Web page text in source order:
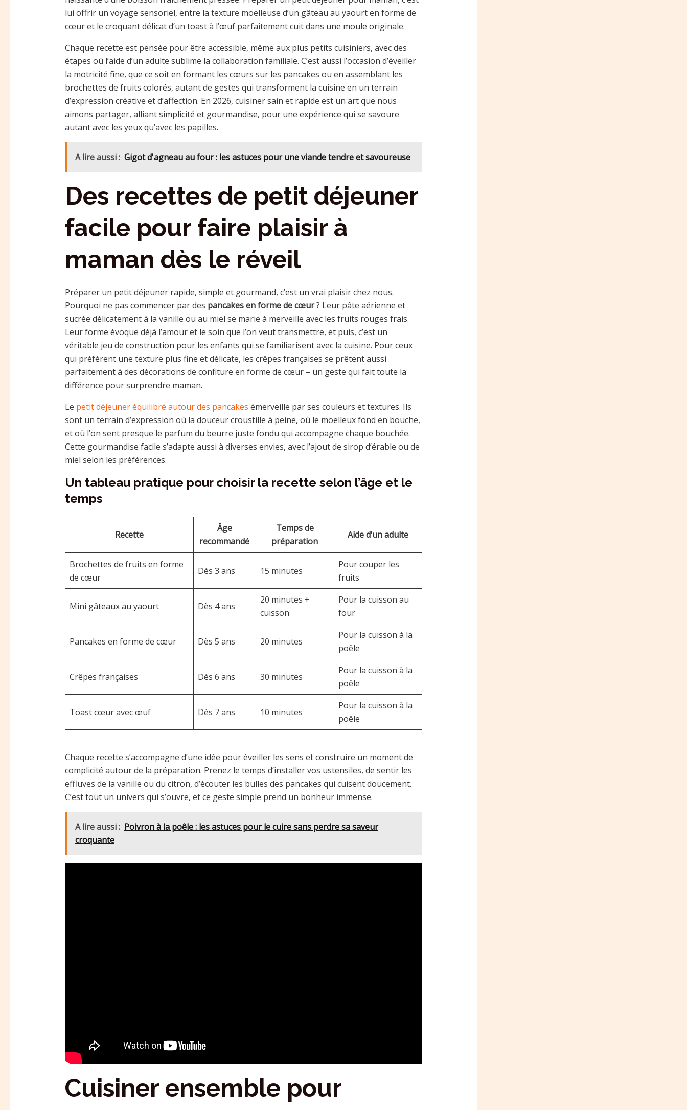
lui offrir un voyage sensoriel, entre la texture moelleuse d’un gâteau au yaourt en forme de
cœur et le croquant délicat d’un toast à l’œuf parfaitement cuit dans une moule originale.
Chaque recette est pensée pour être accessible, même aux plus petits cuisiniers, avec des
étapes où l’aide d’un adulte sublime la collaboration familiale. C’est aussi l’occasion d’éveiller
la motricité fine, que ce soit en formant les cœurs sur les pancakes ou en assemblant les
brochettes de fruits colorés, autant de gestes qui transforment la cuisine en un terrain
d’expression créative et d’affection. En 2026, cuisiner sain et rapide est un art que nous
aimons partager, alliant simplicité et gourmandise, pour une expérience qui se savoure
autant avec les yeux qu’avec les papilles.
A lire aussi : Gigot d'agneau au four : les astuces pour une viande tendre et savoureuse
Des recettes de petit déjeuner
facile pour faire plaisir à
maman dès le réveil
Préparer un petit déjeuner rapide, simple et gourmand, c’est un vrai plaisir chez nous.
Pourquoi ne pas commencer par des pancakes en forme de cœur? Leur pâte aérienne et
sucrée délicatement à la vanille ou au miel se marie à merveille avec les fruits rouges frais.
Leur forme évoque déjà l’amour et le soin que l’on veut transmettre, et puis, c’est un
véritable jeu de construction pour les enfants qui se familiarisent avec la cuisine. Pour ceux
qui préfèrent une texture plus fine et délicate, les crêpes françaises se prêtent aussi
parfaitement à des décorations de confiture en forme de cœur – un geste qui fait toute la
différence pour surprendre maman.
Le petit déjeuner équilibré autour des pancakes émerveille par ses couleurs et textures. Ils
sont un terrain d’expression où la douceur croustille à peine, où le moelleux fond en bouche,
et où l’on sent presque le parfum du beurre juste fondu qui accompagne chaque bouchée.
Cette gourmandise facile s’adapte aussi à diverses envies, avec l’ajout de sirop d’érable ou de
miel selon les préférences.
Un tableau pratique pour choisir la recette selon l’âge et le
temps
Recette
Âge
recommandé
Temps de
préparation
Aide d’un adulte
Brochettes de fruits en forme
de cœur
Dès 3 ans 15 minutes
Pour couper les
fruits
Mini gâteaux au yaourt Dès 4 ans
20 minutes +
cuisson
Pour la cuisson au
four
Pancakes en forme de cœur Dès 5 ans 20 minutes
Pour la cuisson à la
poêle
Crêpes françaises Dès 6 ans 30 minutes
Pour la cuisson à la
poêle
Toast cœur avec œuf Dès 7 ans 10 minutes
Pour la cuisson à la
poêle
Chaque recette s’accompagne d’une idée pour éveiller les sens et construire un moment de
complicité autour de la préparation. Prenez le temps d’installer vos ustensiles, de sentir les
effluves de la vanille ou du citron, d’écouter les bulles des pancakes qui cuisent doucement.
C’est tout un univers qui s’ouvre, et ce geste simple prend un bonheur immense.
A lire aussi : Poivron à la poêle : les astuces pour le cuire sans perdre sa saveur
croquante
Cuisiner ensemble pour